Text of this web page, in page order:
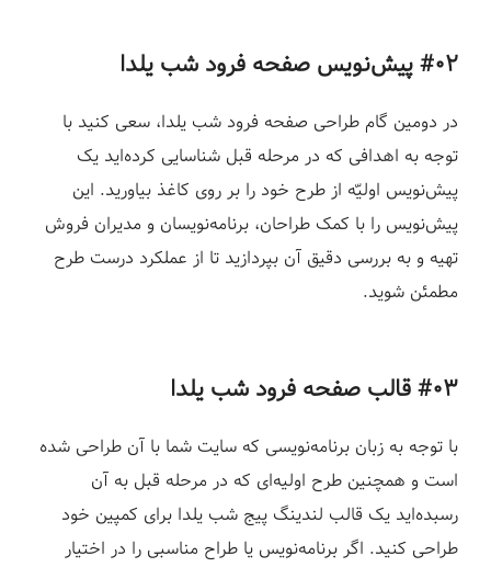
#۰۲ پیش‌نویس صفحه فرود شب یلدا
در دومین گام طراحی صفحه فرود شب یلدا، سعی کنید با
توجه به اهدافی که در مرحله قبل شناسایی کرده‌اید یک
پیش‌نویس اولیّه از طرح خود را بر روی کاغذ بیاورید. این
پیش‌نویس را با کمک طراحان، برنامه‌نویسان و مدیران فروش
تهیه و به بررسی دقیق آن بپردازید تا از عملکرد درست طرح
مطمئن شوید.
#۰۳ قالب صفحه فرود شب یلدا
با توجه به زبان برنامه‌نویسی که سایت شما با آن طراحی شده
است و همچنین طرح اولیه‌ای که در مرحله قبل به آن
رسبده‌اید یک قالب لندینگ پیج شب یلدا برای کمپین خود
طراحی کنید. اگر برنامه‌نویس یا طراح مناسبی را در اختیار